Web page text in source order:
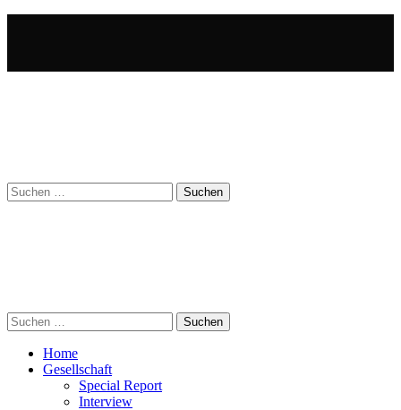
Suchen
nach:
Suchen
nach:
Home
Gesellschaft
Special Report
Interview